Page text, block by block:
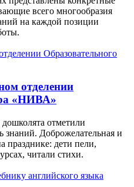
всего многообразия
на каждой позиции
отделении
«НИВА»
отметили
знаний. Доброжелательная и
празднике: дети пели,
читали стихи.